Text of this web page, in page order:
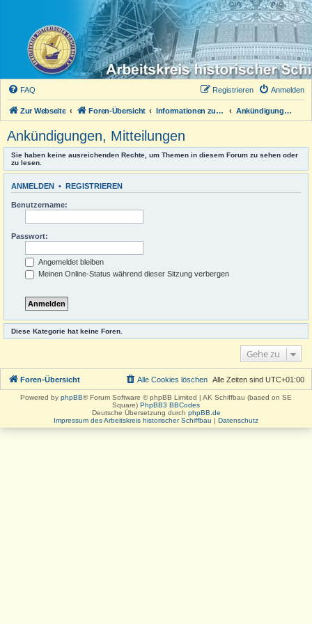
FAQ Anmelden
Registrieren
Zur Webseite Foren-Übersicht Informationen zum Forum Ankündigungen, Mitteilungen
Ankündigungen, Mitteilungen
Sie haben keine ausreichenden Rechte, um Themen in diesem Forum zu sehen oder
zu lesen.
ANMELDEN • REGISTRIEREN
Benutzername:
Passwort:
Angemeldet bleiben
Meinen Online-Status während dieser Sitzung verbergen
Diese Kategorie hat keine Foren.
Gehe zu
Foren-Übersicht Alle Zeiten sind UTC+01:00
Alle Cookies löschen
Powered by phpBB® Forum Software © phpBB Limited | AK Schiffbau (based on SE
Square) PhpBB3 BBCodes
Deutsche Übersetzung durch phpBB.de
Impressum des Arbeitskreis historischer Schiffbau | Datenschutz